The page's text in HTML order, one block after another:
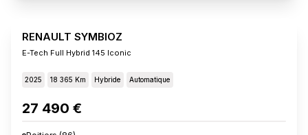
RENAULT SYMBIOZ
E-Tech Full Hybrid 145 Iconic
2025 18 365 Km Hybride Automatique
27 490 €